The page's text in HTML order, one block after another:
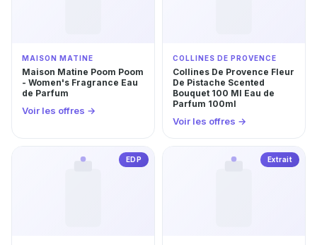
MAISON MATINE
Maison Matine Poom Poom
- Women's Fragrance Eau
de Parfum
Voir les offres →
COLLINES DE PROVENCE
Collines De Provence Fleur
De Pistache Scented
Bouquet 100 Ml Eau de
Parfum 100ml
Voir les offres →
EDP Extrait